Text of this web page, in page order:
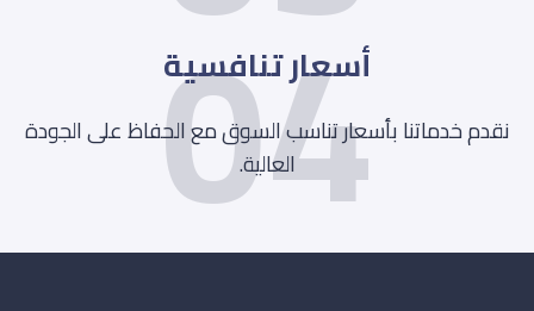
04
أسعار تنافسية
نقدم خدماتنا بأسعار تناسب السوق مع الحفاظ على الجودة
العالية.